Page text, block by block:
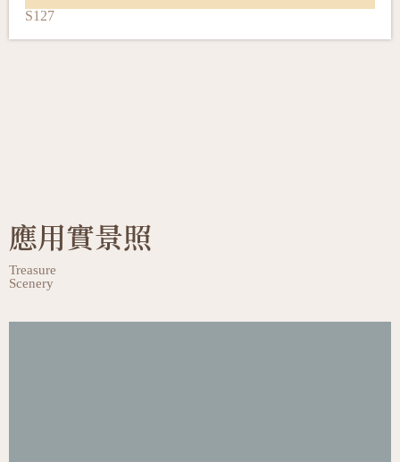
S127
應用實景照
Treasure
Scenery